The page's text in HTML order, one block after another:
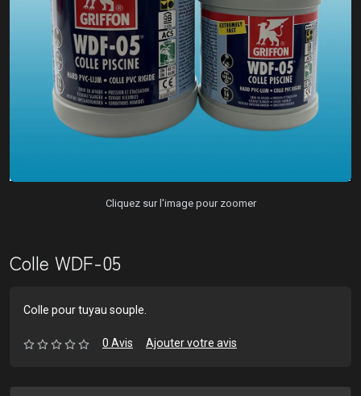
Cliquez sur l'image pour zoomer
Colle WDF-05
Colle pour tuyau souple.
0 Avis Ajouter votre avis